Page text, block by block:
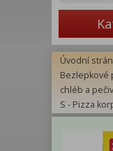
Úvodní
Bezlepkové
chléb a
S - Pizza